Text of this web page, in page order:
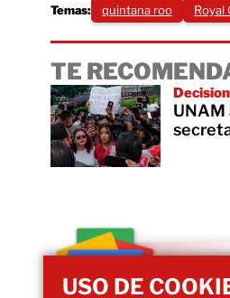
Temas: quintana roo Royal
TE
UNAM
USO DE